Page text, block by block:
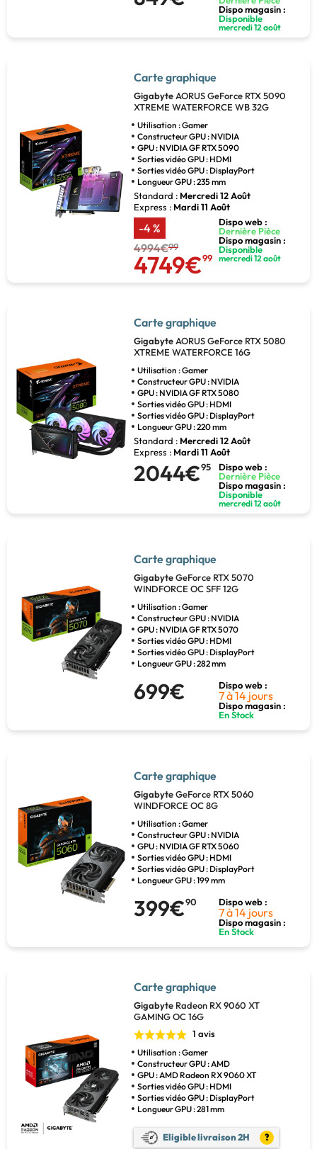
Dispo magasin :
Disponible
mercredi 12 août
Carte graphique
GigabyteAORUS GeForce RTX 5090
XTREME WATERFORCE WB 32G
Utilisation : Gamer
Constructeur GPU : NVIDIA
GPU : NVIDIA GF RTX 5090
Sorties vidéo GPU : HDMI
Sorties vidéo GPU : DisplayPort
Longueur GPU : 235 mm
Standard : Mercredi 12 Août
Express : Mardi 11 Août
-4 %
4994€99
4749€99
Dispo web :
Dernière Pièce
Dispo magasin :
Disponible
mercredi 12 août
Carte graphique
GigabyteAORUS GeForce RTX 5080
XTREME WATERFORCE 16G
Utilisation : Gamer
Constructeur GPU : NVIDIA
GPU : NVIDIA GF RTX 5080
Sorties vidéo GPU : HDMI
Sorties vidéo GPU : DisplayPort
Longueur GPU : 220 mm
Standard : Mercredi 12 Août
Express : Mardi 11 Août
2044€95
Dispo web :
Dernière Pièce
Dispo magasin :
Disponible
mercredi 12 août
Carte graphique
GigabyteGeForce RTX 5070
WINDFORCE OC SFF 12G
Utilisation : Gamer
Constructeur GPU : NVIDIA
GPU : NVIDIA GF RTX 5070
Sorties vidéo GPU : HDMI
Sorties vidéo GPU : DisplayPort
Longueur GPU : 282 mm
699€ Dispo web :
7 à 14 jours
Dispo magasin :
En Stock
Carte graphique
GigabyteGeForce RTX 5060
WINDFORCE OC 8G
Utilisation : Gamer
Constructeur GPU : NVIDIA
GPU : NVIDIA GF RTX 5060
Sorties vidéo GPU : HDMI
Sorties vidéo GPU : DisplayPort
Longueur GPU : 199 mm
399€90 Dispo web :
7 à 14 jours
Dispo magasin :
En Stock
Carte graphique
Gigabyte Radeon RX 9060 XT
GAMING OC 16G
1 avis
Utilisation : Gamer
Constructeur GPU : AMD
GPU : AMD Radeon RX 9060 XT
Sorties vidéo GPU : HDMI
Sorties vidéo GPU : DisplayPort
Longueur GPU : 281 mm
Eligible livraison 2H ?